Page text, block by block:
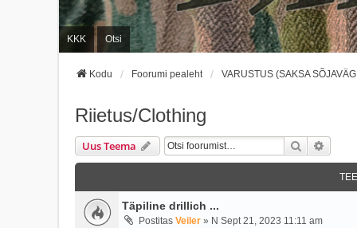
KKK Otsi
Kodu Foorumi pealeht VARUSTUS (SAKSA
Riietus/Clothing
Uus Teema Otsi
Täpiline drillich ...
Postitas Veiler » N Sept 21, 2023 11:11 am